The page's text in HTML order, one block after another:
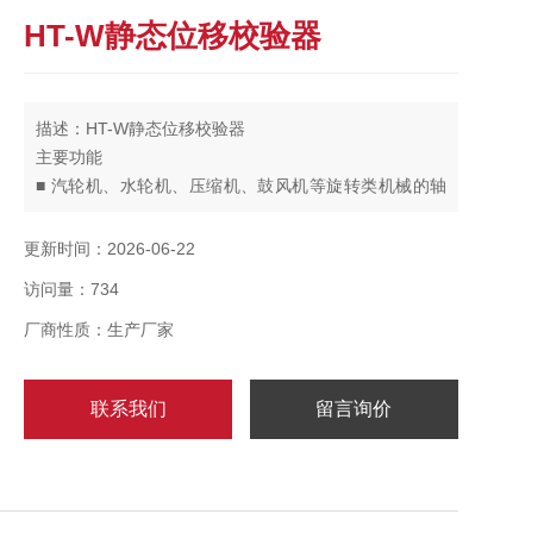
HT-W静态位移校验器
描述：HT-W静态位移校验器
主要功能
■ 汽轮机、水轮机、压缩机、鼓风机等旋转类机械的轴
1. 显示功能
更新时间：2026-06-22
访问量：734
厂商性质：生产厂家
联系我们 留言询价